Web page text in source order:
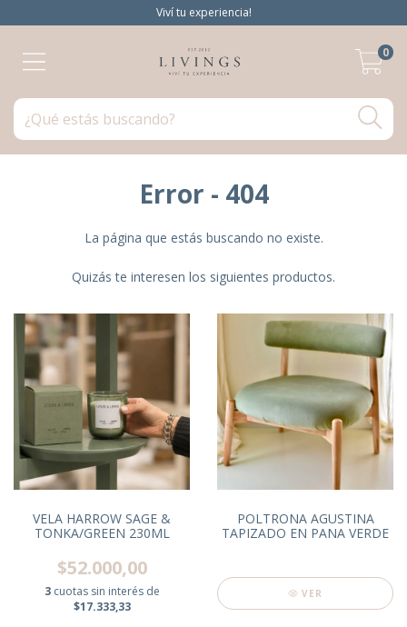
Viví tu experiencia!
0
Error - 404
La página que estás buscando no existe.
Quizás te interesen los siguientes productos.
VELA HARROW SAGE &
TONKA/GREEN 230ML
$52.000,00
3 cuotas sin interés de
$17.333,33
POLTRONA AGUSTINA
TAPIZADO EN PANA VERDE
VER